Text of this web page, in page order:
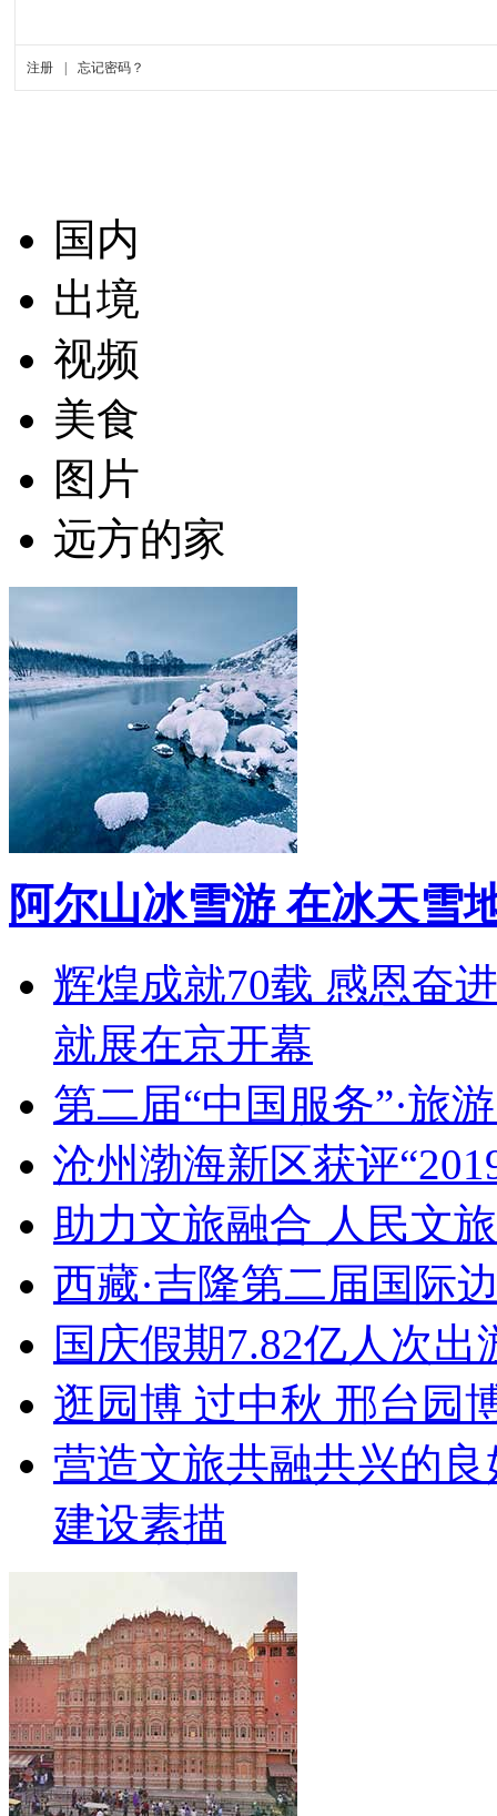
国内
出境
视频
美食
图片
远方的家
阿尔山冰雪游 在冰天雪
辉煌成就70载 感恩奋
就展在京开幕
第二届“中国服务”·旅
沧州渤海新区获评
助力文旅融合 人民文
西藏·吉隆第二届国际
国庆假期7.82亿人次
逛园博 过中秋 邢台园
营造文旅共融共兴的
建设素描